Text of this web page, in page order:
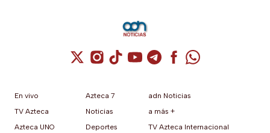
Cuenta de X / Twitter (se abre en una
Cuenta de Instagram (se abre en una
Cuenta de TikTok (se abre en
Cuenta de YouTube (se abre
Cuenta de Telegram (se
Cuenta de
Cuenta de
En vivo
TV Azteca
Azteca UNO
Azteca 7
Noticias
Deportes
adn Noticias
a más +
TV Azteca Internacional